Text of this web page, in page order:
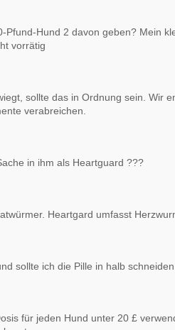
Pfund-Hund 2 davon geben? Mein
vorrätig
sollte das in Ordnung sein. Wir
verabreichen.
in ihm als Heartguard ???
Heartgard umfasst
sollte ich die Pille in halb schneiden
für jeden Hund unter 20 £